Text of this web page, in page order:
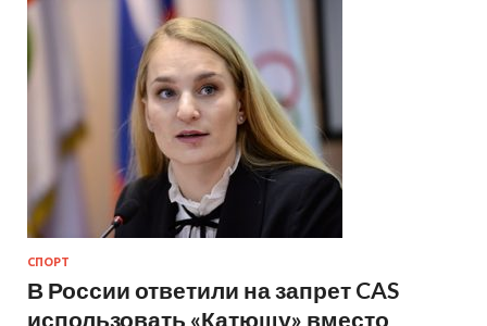
СПОРТ
В России ответили на запрет CAS
использовать «Катюшу» вместо